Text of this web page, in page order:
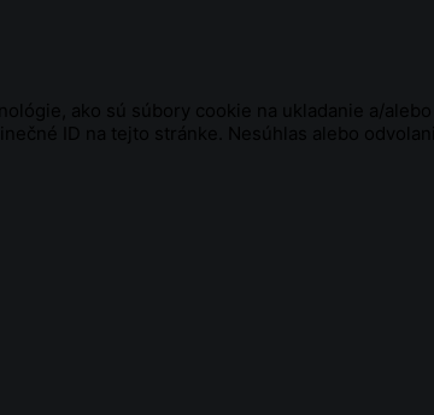
ako sú súbory cookie na ukladanie a/
ID na tejto stránke. Nesúhlas alebo